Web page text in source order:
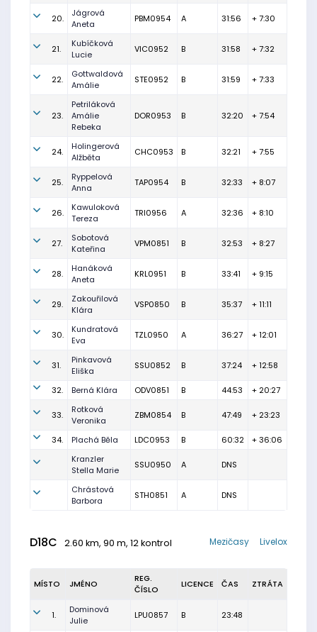
20.
Jágrová
Aneta
PBM0954 A 31:56 + 7:30
21.
Kubíčková
Lucie
VIC0952 B 31:58 + 7:32
22.
Gottwaldová
Amálie
STE0952 B 31:59 + 7:33
23.
Petriláková
Amálie
Rebeka
DOR0953 B 32:20 + 7:54
24.
Holingerová
Alžběta
CHC0953 B 32:21 + 7:55
25.
Ryppelová
Anna
TAP0954 B 32:33 + 8:07
26.
Kawuloková
Tereza
TRI0956 A 32:36 + 8:10
27.
Sobotová
Kateřina
VPM0851 B 32:53 + 8:27
28.
Hanáková
Aneta
KRL0951 B 33:41 + 9:15
29.
Zakouřilová
Klára
VSP0850 B 35:37 + 11:11
30.
Kundratová
Eva
TZL0950 A 36:27 + 12:01
31.
Pinkavová
Eliška
SSU0852 B 37:24 + 12:58
32. Berná Klára ODV0851 B 44:53 + 20:27
33.
Rotková
Veronika
ZBM0854 B 47:49 + 23:23
34. Plachá Běla LDC0953 B 60:32
+ 36:06
Kranzler
Stella Marie
SSU0950 A DNS
Chrástová
Barbora
STH0851 A DNS
D18C 2.60 km, 90 m, 12 kontrol Livelox
Mezičasy
MÍSTO JMÉNO
REG.
ČÍSLO
LICENCE ČAS ZTRÁTA
1.
Dominová
Julie
LPU0857 B 23:48